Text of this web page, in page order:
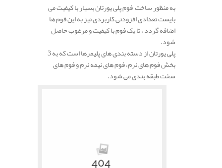
به منظور ساخت فوم پلی یورتان بسیار با کیفیت می
بایست تعدادی افزودنی کاربردی نیز به این فوم ها
اضافه گردد ، تا یک فوم با کیفیت و مرغوب حاصل
شود.
پلی یورتان از دسته بندی های پلیمرها است که به 3
بخش فوم های نرم، فوم های نیمه نرم و فوم های
سخت طبقه بندی می شود.